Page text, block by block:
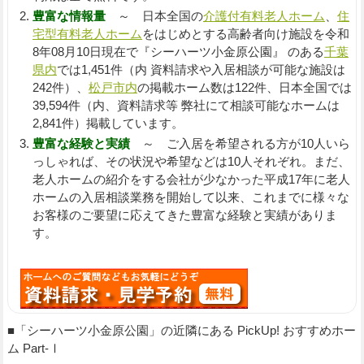
豊富な情報量～ 日本全国の介護付有料老人ホーム
住
宅型有料老人ホーム をはじめとする高齢者向け施設を令和
8年08月10日現在で『シーハーツ小金原公園』 のある千葉
県内では1,451件（内 資料請求や入居相談が可能な施設は
242件）、 松戸市内の掲載ホーム数は122件、日本全国では
39,594件（内、資料請求等 弊社にて相談可能なホームは
2,841件）掲載しています。
豊富な経験と実績～ ご入居を希望される方が10人いら
っしゃれば、その状況や希望などは10人それぞれ。まだ、
老人ホームの紹介をする会社が少なかった平成17年に老人
ホームの入居相談業務を開始して以来、これまでに様々な
お客様のご要望に応えてきた豊富な経験と実績がありま
す。
■「シーハーツ小金原公園」の近隣にある PickUp! おすすめホー
ム Part-Ⅰ